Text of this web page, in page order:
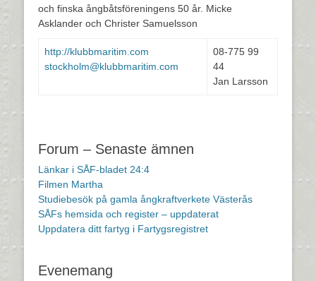
och finska ångbåtsföreningens 50 år. Micke
Asklander och Christer Samuelsson
http://klubbmaritim.com
stockholm@klubbmaritim.com
08-775 99
44
Jan Larsson
Forum – Senaste ämnen
Länkar i SÅF-bladet 24:4
Filmen Martha
Studiebesök på gamla ångkraftverkete Västerås
SÅFs hemsida och register – uppdaterat
Uppdatera ditt fartyg i Fartygsregistret
Evenemang